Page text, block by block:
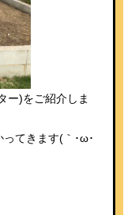
ー)をご紹介しま
ってきます(｀･ω･